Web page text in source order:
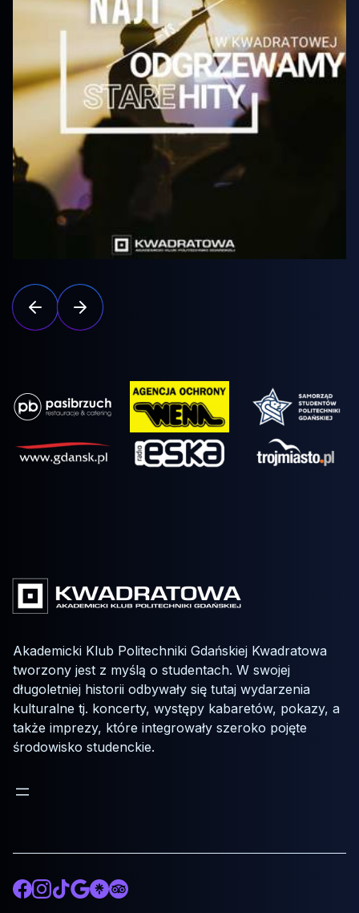
Akademicki Klub Politechniki Gdańskiej Kwadratowa
tworzony jest z myślą o studentach. W swojej
długoletniej historii odbywały się tutaj wydarzenia
kulturalne tj. koncerty, występy kabaretów, pokazy, a
także imprezy, które integrowały szeroko pojęte
środowisko studenckie.
Facebook
Instagram
TikTok
Google
Otwórz odnośnik do Linktree.ee
Otwórz odnośnik do tripadvisor.com